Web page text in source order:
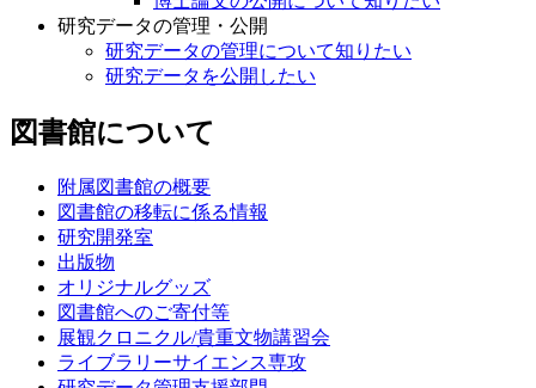
研究データの管理・公開
研究データの管理について知りたい
研究データを公開したい
図書館について
附属図書館の概要
図書館の移転に係る情報
研究開発室
出版物
オリジナルグッズ
図書館へのご寄付等
展観クロニクル/貴重文物講習会
ライブラリーサイエンス専攻